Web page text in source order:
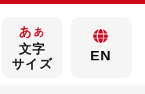
あ あ
文字
サイズ
EN